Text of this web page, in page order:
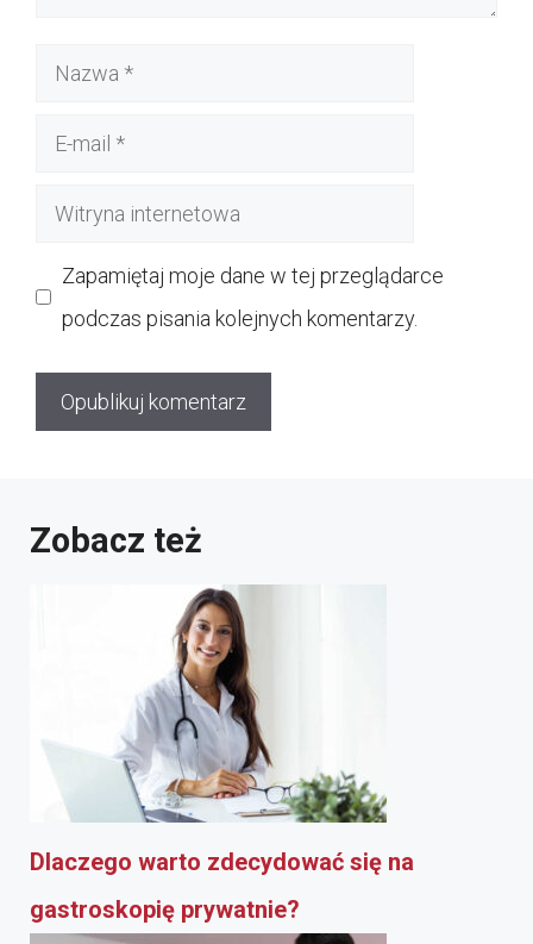
Nazwa
Witryna
Zapamiętaj moje dane w tej przeglądarce
podczas pisania kolejnych komentarzy.
Zobacz też
Dlaczego warto zdecydować się na
gastroskopię prywatnie?